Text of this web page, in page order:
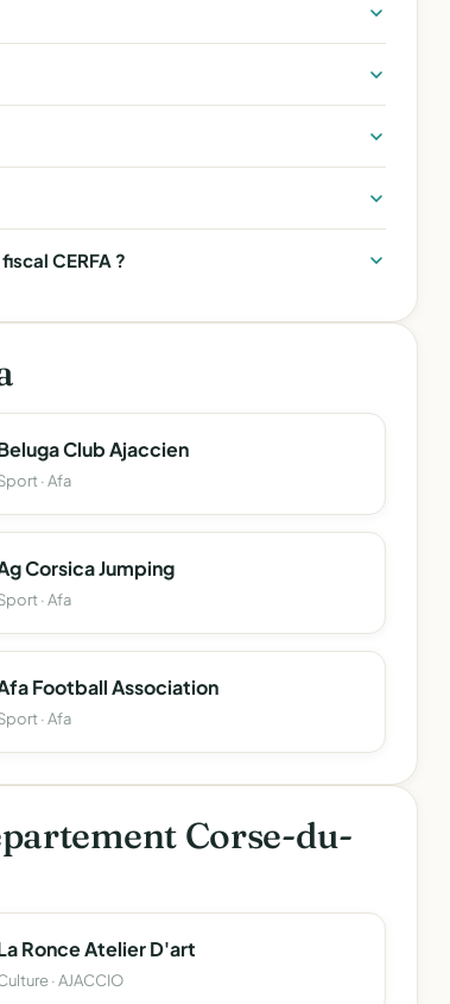
CERFA ?
Club Ajaccien
· Afa
Corsica Jumping
· Afa
Football Association
· Afa
Corse-du-
Ronce Atelier D'art
· AJACCIO